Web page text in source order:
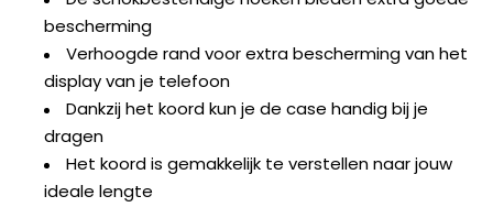
bescherming
Verhoogde rand voor extra bescherming van het
display van je telefoon
Dankzij het koord kun je de case handig bij je
dragen
Het koord is gemakkelijk te verstellen naar jouw
ideale lengte